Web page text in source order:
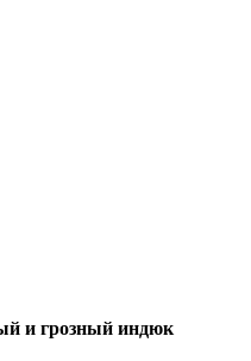
и грозный индюк